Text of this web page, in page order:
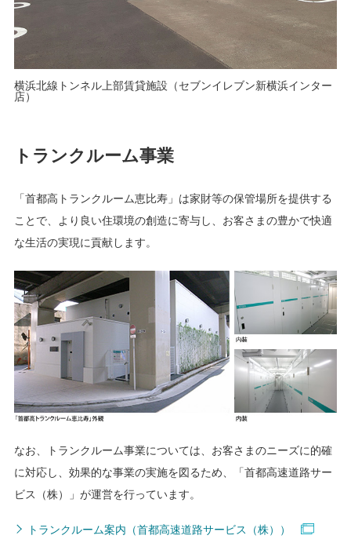
横浜北線トンネル上部賃貸施設（セブンイレブン新横浜インター
店）
トランクルーム事業
「首都高トランクルーム恵比寿」は家財等の保管場所を提供する
ことで、より良い住環境の創造に寄与し、お客さまの豊かで快適
な生活の実現に貢献します。
なお、トランクルーム事業については、お客さまのニーズに的確
に対応し、効果的な事業の実施を図るため、「首都高速道路サー
ビス（株）」が運営を行っています。
トランクルーム案内（首都高速道路サービス（株））